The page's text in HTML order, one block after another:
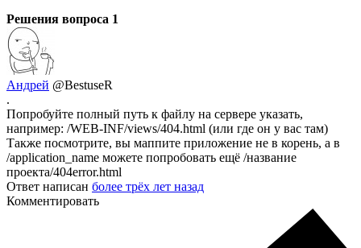
Решения вопроса 1
Андрей @BestuseR
.
Попробуйте полный путь к файлу на сервере указать,
например: /WEB-INF/views/404.html (или где он у вас там)
Также посмотрите, вы маппите приложение не в корень, а в
/application_name можете попробовать ещё /название
проекта/404error.html
Ответ написан более трёх лет назад
Комментировать